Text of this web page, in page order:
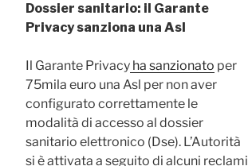
Dossier sanitario: il Garante
Privacy sanziona una Asl
Il Garante Privacy ha sanzionato per
75mila euro una Asl per non aver
configurato correttamente le
modalità di accesso al dossier
sanitario elettronico (Dse). L’Autorità
si è attivata a seguito di alcuni reclami